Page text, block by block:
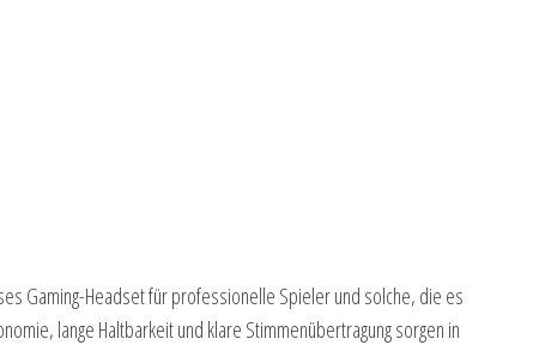
Gaming-Headset für professionelle Spieler und solche, die es
lange Haltbarkeit und klare Stimmenübertragung sorgen in